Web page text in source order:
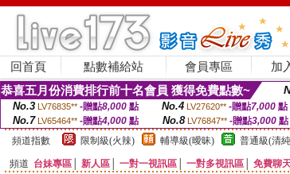
回首頁 點數補給站 會員專區 加
恭喜五月份消費排行前十名會員 獲得免費點數~
No.3 LV76835** -贈點8,000點 No.4 LV27620** -贈點7,000點
No.7 LV65464** -贈點4,000 點 No.8 LV76847** -贈點3,000 點
頻道指數
限制級(火辣) 輔導級(曖昧) 普通級(清
頻道 台妹專區 新人區 一對一視訊區 一對多視訊區 免費聊